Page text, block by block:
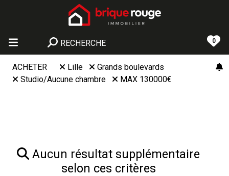
RECHERCHE 0
ACHETER Lille
Grands boulevards
Studio/Aucune chambre
MAX 130000€
Aucun résultat supplémentaire
selon ces critères